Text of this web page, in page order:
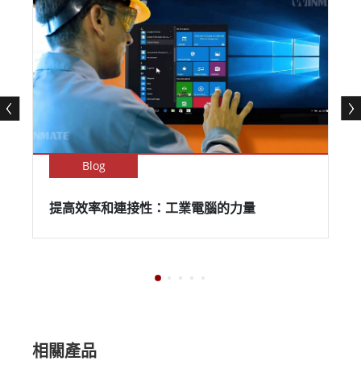
Blog
提高效率和連接性：工業電腦的力量
相關產品